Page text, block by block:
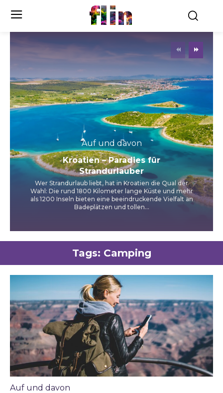
flin
Auf und davon
Kroatien – Paradies für
Strandurlauber
Wer Strandurlaub liebt, hat in Kroatien die Qual der
Wahl: Die rund 1800 Kilometer lange Küste und mehr
als 1200 Inseln bieten eine beeindruckende Vielfalt an
Badeplätzen und tollen...
Tags: Camping
Auf und davon